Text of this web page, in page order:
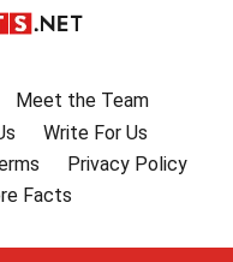
Meet the Team
Write For Us
Privacy Policy
Facts